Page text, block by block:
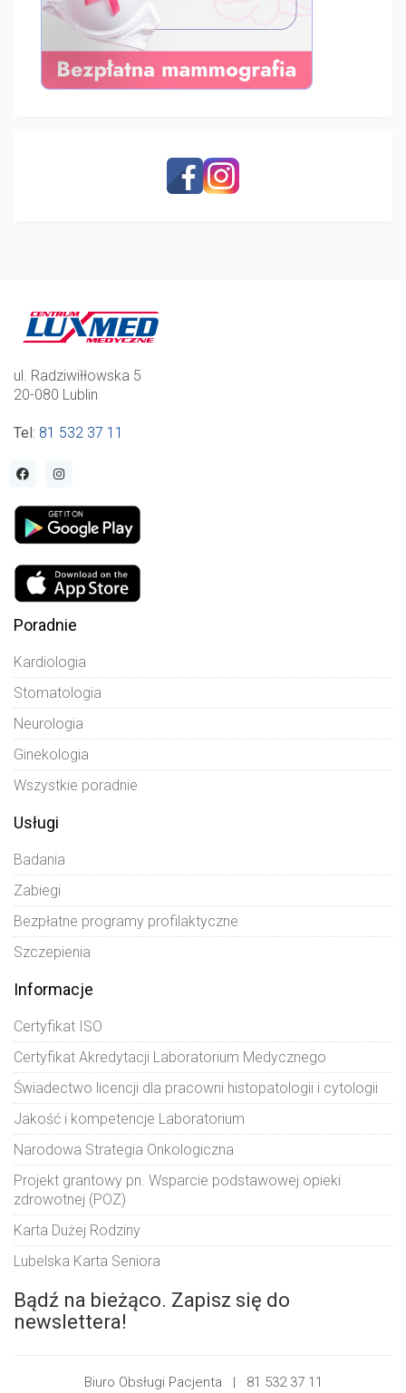
ul. Radziwiłłowska 5
20-080 Lublin
Tel: 81 532 37 11
Poradnie
Kardiologia
Stomatologia
Neurologia
Ginekologia
Wszystkie poradnie
Usługi
Badania
Zabiegi
Bezpłatne programy profilaktyczne
Szczepienia
Informacje
Certyfikat ISO
Certyfikat Akredytacji Laboratorium Medycznego
Świadectwo licencji dla pracowni histopatologii i cytologii
Jakość i kompetencje Laboratorium
Narodowa Strategia Onkologiczna
Projekt grantowy pn. Wsparcie podstawowej opieki
zdrowotnej (POZ)
Karta Dużej Rodziny
Lubelska Karta Seniora
Bądź na bieżąco. Zapisz się do
newslettera!
Biuro Obsługi Pacjenta | 81 532 37 11